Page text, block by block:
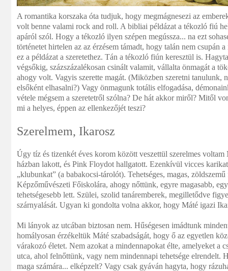
A romantika korszaka óta tudjuk, hogy megmágnesezi az
volt benne valami rock and roll. A bibliai példázat a tékozló fiú
apáról szól. Hogy a tékozló ilyen szépen megússza... na ezt
történetet hirtelen az az érzésem támadt, hogy talán nem csupán
ez a példázat a szeretethez. Tán a tékozló fiún keresztül is.
végsőkig, százszázalékosan csinált valamit, vállalta önmagát a
ahogy volt. Vagyis szerette magát. (Miközben szeretni tanulunk,
elsőként elhasalni?) Vagy önmagunk totális elfogadása,
vétele mégsem a szeretetről szólna? De hát akkor miről? Mitől
mi a helyes, éppen az ellenkezőjét teszi?
Szerelmem, Ikarosz
Úgy tíz és tizenkét éves korom között veszettül szerelmes voltam
házban lakott, és Pink Floydot hallgatott. Ezenkívül vicces
„klubunkat” (a babakocsi-tárolót). Tehetséges, magas,
Képzőművészeti Főiskolára, ahogy nőttünk, egyre magasabb,
tehetségesebb lett. Szülei, szolid tanáremberek, megilletődve
szárnyalását. Ugyan ki gondolta volna akkor, hogy Máté igazi
Mi lányok az utcában biztosan nem. Hűségesen imádtunk
homályosan érzékeltük Máté szabadságát, hogy ő az egyetlen
várakozó életet. Nem azokat a mindennapokat élte, amelyeket a
utca, ahol felnőttünk, vagy nem mindennapi tehetsége elrendelt.
maga számára... elképzelt? Vagy csak gyáván hagyta, hogy